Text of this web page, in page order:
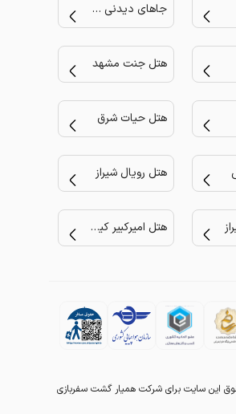
جاهای دیدنی مشهد
هتل جنت مشهد
هتل حیات شرق
هتل رویال شیراز
هتل امیرکبیر کیش
این سایت برای شرکت همیار گشت سفربازی